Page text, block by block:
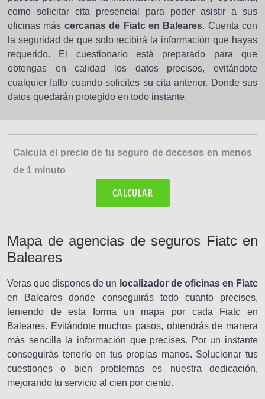
como solicitar cita presencial para poder asistir a sus
oficinas más cercanas de Fiatc en Baleares. Cuenta con
la seguridad de que solo recibirá la información que hayas
requerido. El cuestionario está preparado para que
obtengas en calidad los datos precisos, evitándote
cualquier fallo cuando solicites su cita anterior. Donde sus
datos quedarán protegido en todo instante.
Calcula el precio de tu seguro de decesos en menos
de 1 minuto
CALCULAR
Mapa de agencias de seguros Fiatc en
Baleares
Veras que dispones de un localizador de oficinas en Fiatc
en Baleares donde conseguirás todo cuanto precises,
teniendo de esta forma un mapa por cada Fiatc en
Baleares. Evitándote muchos pasos, obtendrás de manera
más sencilla la información que precises. Por un instante
conseguirás tenerlo en tus propias manos. Solucionar tus
cuestiones o bien problemas es nuestra dedicación,
mejorando tu servicio al cien por ciento.